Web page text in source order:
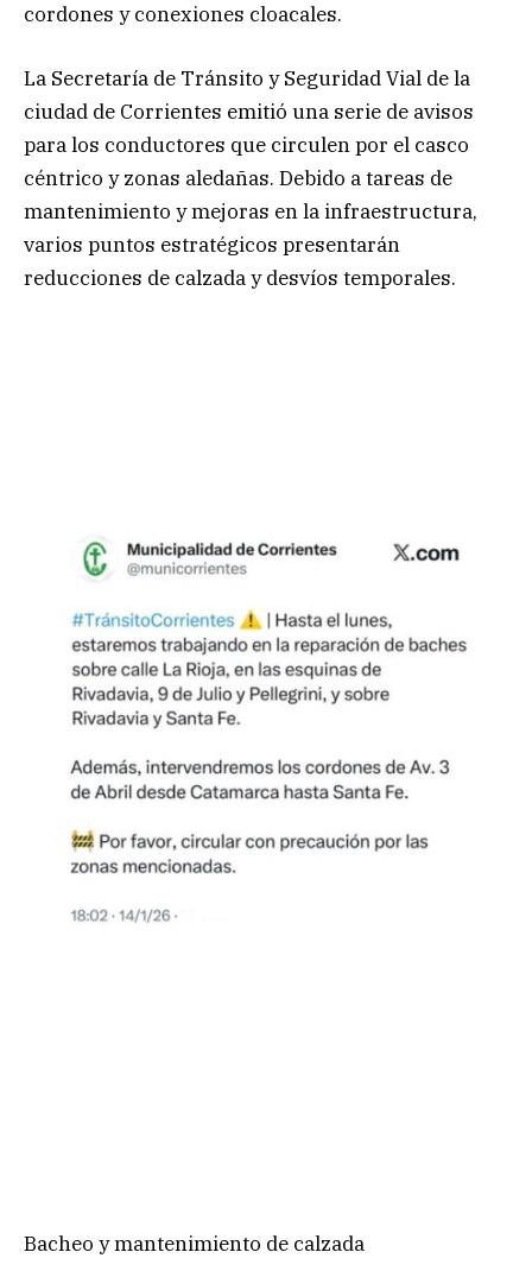
cordones y conexiones cloacales.
La Secretaría de Tránsito y Seguridad Vial de la
ciudad de Corrientes emitió una serie de avisos
para los conductores que circulen por el casco
céntrico y zonas aledañas. Debido a tareas de
mantenimiento y mejoras en la infraestructura,
varios puntos estratégicos presentarán
reducciones de calzada y desvíos temporales.
Bacheo y mantenimiento de calzada